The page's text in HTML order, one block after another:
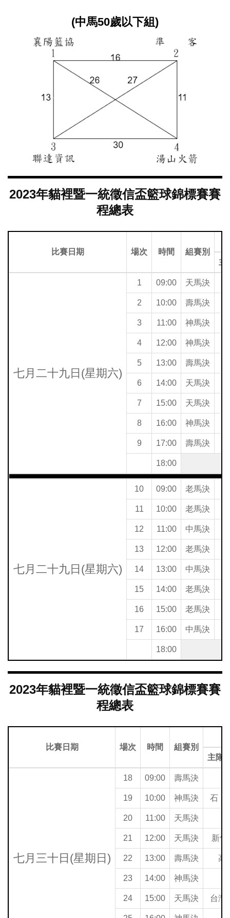
(中馬50歲以下組)
2023年貓裡暨一統徵信盃籃球錦標賽賽
程總表
比賽日期 場次 時間
組賽別
主
七月二十九日(星期六)
1 09:00 天馬決
2 10:00 壽馬決
3 11:00 神馬決
4 12:00 神馬決
5 13:00 壽馬決
6 14:00 天馬決
7 15:00 天馬決
8 16:00 神馬決
9 17:00 壽馬決
18:00
七月二十九日(星期六)
10 09:00 老馬決
11 10:00 老馬決
12 11:00 中馬決
13 12:00 老馬決
14 13:00 中馬決
15 14:00 老馬決
16 15:00 老馬決
17 16:00 中馬決
18:00
2023年貓裡暨一統徵信盃籃球錦標賽賽
程總表
比賽日期 場次 時間
組賽別
主隊(
七月三十日(星期日)
18 09:00 壽馬決
19 10:00 神馬決 石
20 11:00 天馬決
21 12:00 天馬決 新
22 13:00 壽馬決 高
23 14:00 神馬決
24 15:00 天馬決 台灣